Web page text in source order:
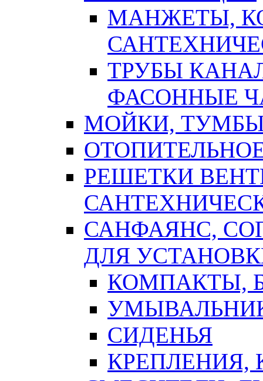
МАНЖЕТЫ,
ТРУБЫ
ФАСОННЫЕ
МОЙКИ,
РЕШЕТКИ
САНФАЯНС,
ДЛЯ
КОМПАКТЫ,
СИДЕНЬЯ